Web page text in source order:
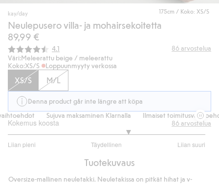
175cm / Koko: XS/S
kay/day
Neulepusero villa- ja mohairsekoitetta
89,99 €
Keskimääräinen luokitus:
4.1 86 arvostelua
Väri:Meleerattu beige / meleerattu
Koko:XS/S Loppuunmyyty verkossa
XS/S M/L
Denna product går inte längre att köpa
Sujuva maksaminen Klarnalla Ilmaiset
Kokemus koosta
Liian pieni Täydellinen Liian suuri
/
ääneen
86 arvostelua
Tuotekuvaus
Oversize-mallinen neuletakki. Neuletakissa on pitkät hihat ja v-